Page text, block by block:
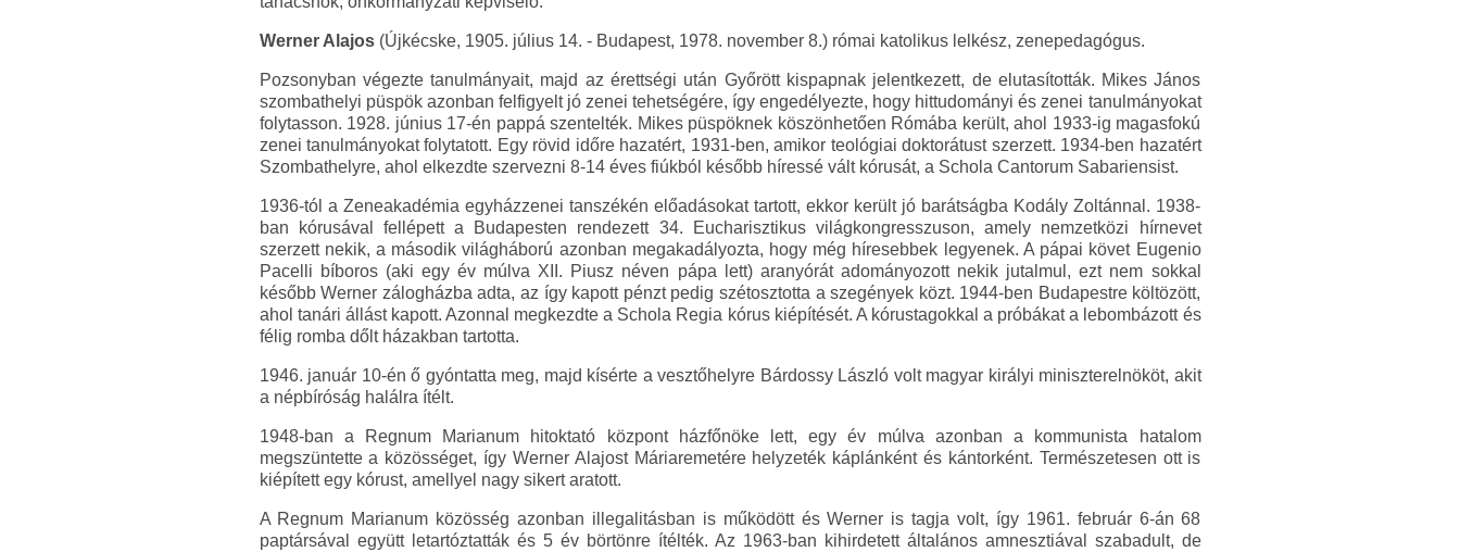
Werner Alajos(Újkécske, 1905. július 14. - Budapest, 1978. november 8.) római katolikus lelkész, zenepedagógus.
Pozsonyban végezte tanulmányait, majd az érettségi után Győrött kispapnak jelentkezett, de elutasították. Mikes János
szombathelyi püspök azonban felfigyelt jó zenei tehetségére, így engedélyezte, hogy hittudományi és zenei tanulmányokat
folytasson. 1928. június 17-én pappá szentelték. Mikes püspöknek köszönhetően Rómába került, ahol 1933-ig magasfokú
zenei tanulmányokat folytatott. Egy rövid időre hazatért, 1931-ben, amikor teológiai doktorátust szerzett. 1934-ben hazatért
Szombathelyre, ahol elkezdte szervezni 8-14 éves fiúkból később híressé vált kórusát, a Schola Cantorum Sabariensist.
1936-tól a Zeneakadémia egyházzenei tanszékén előadásokat tartott, ekkor került jó barátságba Kodály Zoltánnal. 1938-
ban kórusával fellépett a Budapesten rendezett 34. Eucharisztikus világkongresszuson, amely nemzetközi hírnevet
szerzett nekik, a második világháború azonban megakadályozta, hogy még híresebbek legyenek. A pápai követ Eugenio
Pacelli bíboros (aki egy év múlva XII. Piusz néven pápa lett) aranyórát adományozott nekik jutalmul, ezt nem sokkal
később Werner zálogházba adta, az így kapott pénzt pedig szétosztotta a szegények közt. 1944-ben Budapestre költözött,
ahol tanári állást kapott. Azonnal megkezdte a Schola Regia kórus kiépítését. A kórustagokkal a próbákat a lebombázott és
félig romba dőlt házakban tartotta.
1946. január 10-én ő gyóntatta meg, majd kísérte a vesztőhelyre Bárdossy László volt magyar királyi miniszterelnököt, akit
a népbíróság halálra ítélt.
1948-ban a Regnum Marianum hitoktató központ házfőnöke lett, egy év múlva azonban a kommunista hatalom
megszüntette a közösséget, így Werner Alajost Máriaremetére helyzeték káplánként és kántorként. Természetesen ott is
kiépített egy kórust, amellyel nagy sikert aratott.
A Regnum Marianum közösség azonban illegalitásban is működött és Werner is tagja volt, így 1961. február 6-án 68
paptársával együtt letartóztatták és 5 év börtönre ítélték. Az 1963-ban kihirdetett általános amnesztiával szabadult, de